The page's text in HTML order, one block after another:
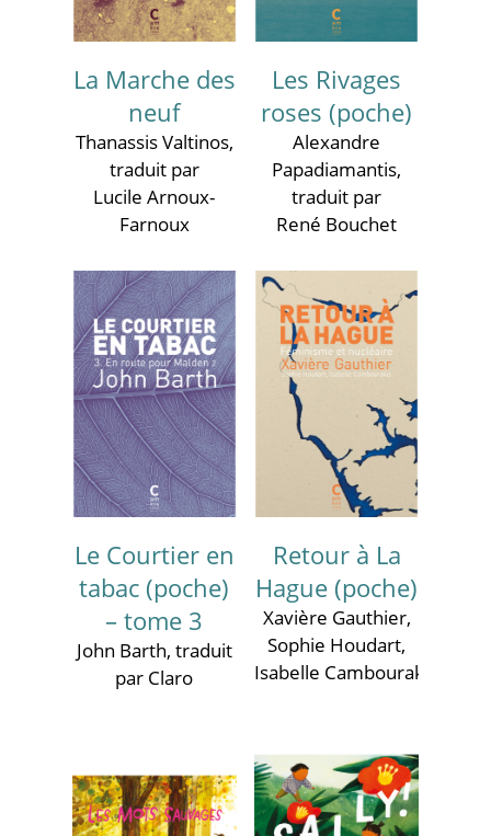
La Marche des
neuf
Thanassis Valtinos,
traduit par
Lucile Arnoux-
Farnoux
Les Rivages
roses (poche)
Alexandre
Papadiamantis,
traduit par
René Bouchet
Le Courtier en
tabac (poche)
– tome 3
John Barth, traduit
par Claro
Retour à La
Hague (poche)
Xavière Gauthier,
Sophie Houdart,
Isabelle Cambourakis